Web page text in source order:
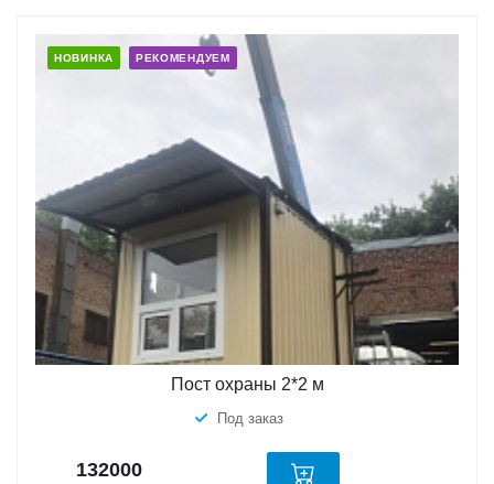
НОВИНКА РЕКОМЕНДУЕМ
Пост охраны 2*2 м
Под заказ
132000